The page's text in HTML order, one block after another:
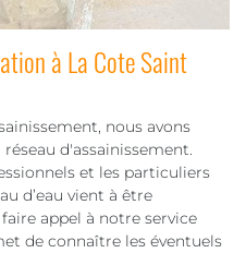
à La Cote Saint
nous avons
d'assainissement.
et les particuliers
d’eau vient à être
appel à notre service
de connaître les éventuels